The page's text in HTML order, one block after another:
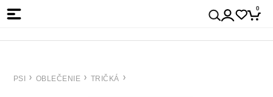
0
PSI OBLEČENIE TRIČKÁ